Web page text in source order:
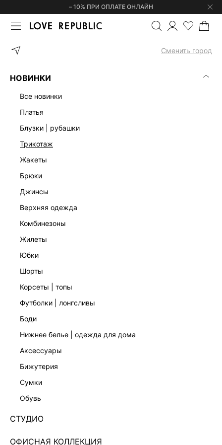
– 10% ПРИ ОПЛАТЕ ОНЛАЙН
Сменить город
НОВИНКИ
все новинки
платья
блузки | рубашки
трикотаж
жакеты
брюки
джинсы
верхняя одежда
комбинезоны
жилеты
юбки
шорты
корсеты | топы
футболки | лонгсливы
боди
нижнее белье | одежда для дома
аксессуары
бижутерия
сумки
обувь
СТУДИО
ОФИСНАЯ КОЛЛЕКЦИЯ
ГЛАВНАЯ СЕРЬГИ-ПУСЕТЫ
ВЕЧЕРНЯЯ КОЛЛЕКЦИЯ
СЕРЬГИ-ПУСЕТЫ 644748034
1 999 ₽